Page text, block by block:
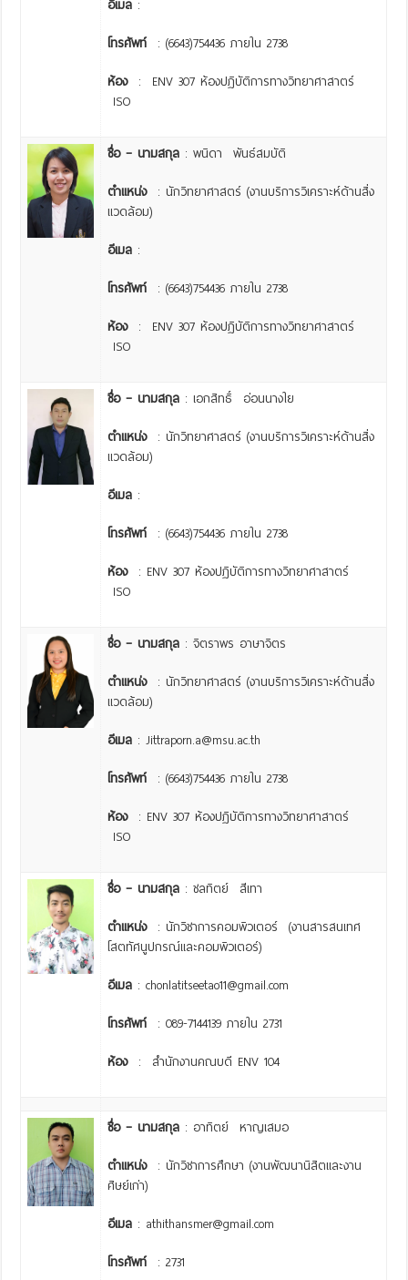
อีเมล :
โทรศัพท์: (6643)754436 ภายใน 2738
ห้อง : ENV 307 ห้องปฏิบัติการทางวิทยาศาสาตร์
ISO
ชื่อ – นามสกุล : พนิดา พันธ์สมบัติ
ตำแหน่ง: นักวิทยาศาสตร์ (งานบริการวิเคราะห์ด้านสิ่ง
แวดล้อม)
อีเมล :
โทรศัพท์: (6643)754436 ภายใน 2738
ห้อง : ENV 307 ห้องปฏิบัติการทางวิทยาศาสาตร์
ISO
ชื่อ – นามสกุล : เอกสิทธิ์ อ่อนนางใย
ตำแหน่ง: นักวิทยาศาสตร์ (งานบริการวิเคราะห์ด้านสิ่ง
แวดล้อม)
อีเมล :
โทรศัพท์: (6643)754436 ภายใน 2738
ห้อง : ENV 307 ห้องปฏิบัติการทางวิทยาศาสาตร์
ISO
ชื่อ – นามสกุล : จิตราพร อาษาจิตร
ตำแหน่ง: นักวิทยาศาสตร์ (งานบริการวิเคราะห์ด้านสิ่ง
แวดล้อม)
อีเมล : Jittraporn.a@msu.ac.th
โทรศัพท์: (6643)754436 ภายใน 2738
ห้อง : ENV 307 ห้องปฏิบัติการทางวิทยาศาสาตร์
ISO
ชื่อ – นามสกุล : ชลทิตย์ สีเทา
ตำแหน่ง: นักวิชาการคอมพิวเตอร์ (งานสารสนเทศ
โสตทัศนูปกรณ์และคอมพิวเตอร์)
อีเมล : chonlatitseetao11@gmail.com
โทรศัพท์: 089-7144139 ภายใน 2731
ห้อง : สำนักงานคณบดี ENV 104
ชื่อ – นามสกุล : อาทิตย์ หาญเสมอ
ตำแหน่ง: นักวิชาการศึกษา (งานพัฒนานิสิตและงาน
ศิษย์เก่า)
อีเมล : athithansmer@gmail.com
โทรศัพท์: 2731